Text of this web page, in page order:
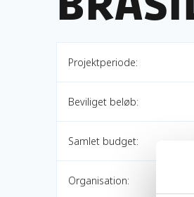
Projektperiode:
Beviliget beløb:
Samlet budget:
Organisation: